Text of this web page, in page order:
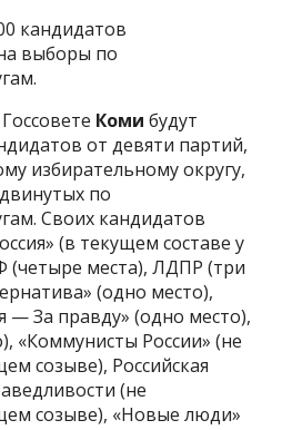
кандидатов
выборы по
Коми будут
от девяти партий,
избирательному округу,
по
Своих кандидатов
(в текущем составе у
(четыре места), ЛДПР (три
(одно место),
— За правду» (одно место),
«Коммунисты России» (не
созыве), Российская
(не
созыве), «Новые люди»